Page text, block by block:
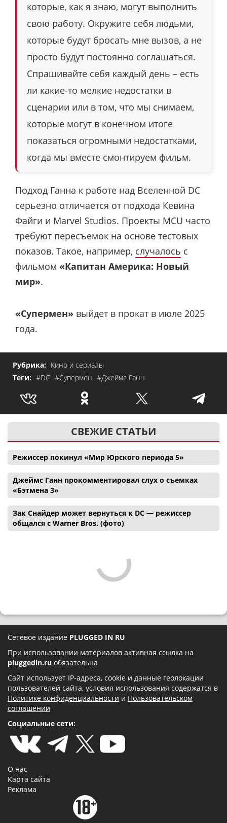
которые, как я знаю, могут выполнить
свою работу. Окружите себя людьми,
которые будут бросать мне вызов, а не
просто будут постоянно соглашаться.
Спрашивайте себя каждый день – есть
ли какие-то мелкие недостатки в
сценарии или в том, что мы снимаем,
которые могут в конечном итоге
показаться огромными недостатками,
когда мы вместе смонтируем фильм.
Подход Ганна к работе над Вселенной DC
серьезно отличается от подхода Кевина
Файги и Marvel Studios. Проекты MCU часто
требуют пересъемок на основе тестовых
показов. Такое, например, случалось с
фильмом «Капитан Америка: Новый
мир».
«Супермен» выйдет в прокат в июле 2025
года.
Рубрика: Кино и сериалы
Теги: #DC #Супермен #Джеймс Ганн
СВЕЖИЕ СТАТЬИ
Режиссер покинул «Мир Юрского периода 5»
Джеймс Ганн прокомментировал слух о съемках
«Бэтмена 3»
Зак Снайдер может вернуться к DC — режиссер
общался с Warner Bros. (фото)
Сетевое издание PLUGGED IN RU
При использовании материалов активная ссылка на
pluggedin.ru обязательна
Сайт использует IP-адреса, cookie и данные геолокации
пользователей сайта, условия использования содержатся в
Политике конфиденциальности и Пользовательском
соглашении
Социальные сети:
О нас
Карта сайта
Реклама